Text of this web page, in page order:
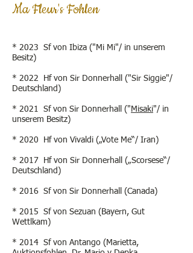
Ma Fleur's Fohlen
* 2023 Sf von Ibiza ("Mi Mi"/ in unserem
Besitz)
* 2022 Hf von Sir Donnerhall ("Sir Siggie"/
Deutschland)
* 2021 Sf von Sir Donnerhall (" Misaki"/ in
unserem Besitz)
* 2020 Hf von Vivaldi („Vote Me“/ Iran)
* 2017 Hf von Sir Donnerhall („Scorsese“/
Deutschland)
* 2016 Sf von Sir Donnerhall (Canada)
* 2015 Sf von Sezuan (Bayern, Gut
Wettlkam)
* 2014 Sf von Antango (Marietta,